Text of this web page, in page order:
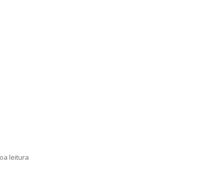
leitura